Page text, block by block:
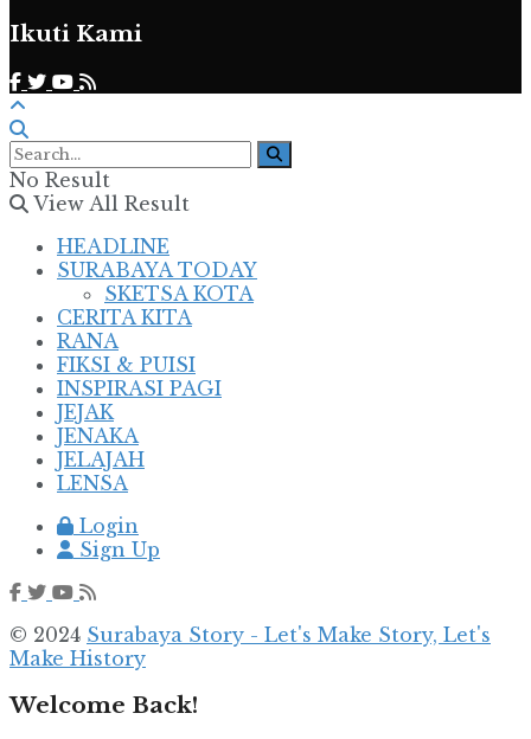
Ikuti Kami
No Result
View All Result
HEADLINE
SURABAYA TODAY
SKETSA KOTA
CERITA KITA
RANA
FIKSI & PUISI
INSPIRASI PAGI
JEJAK
JENAKA
JELAJAH
LENSA
Login
Sign Up
© 2024 Surabaya Story - Let's Make Story, Let's
Make History
Welcome Back!